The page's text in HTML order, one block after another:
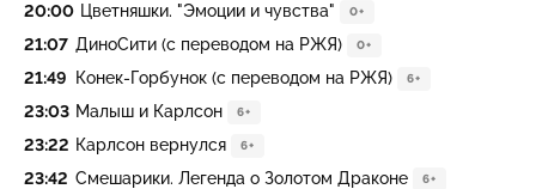
20:00 Цветняшки. "Эмоции и чувства" 0+
21:07 ДиноСити (с переводом на РЖЯ) 0+
21:49 Конек-Горбунок (с переводом на РЖЯ) 6+
23:03 Малыш и Карлсон 6+
23:22 Карлсон вернулся 6+
23:42 Смешарики. Легенда о Золотом Драконе 6+